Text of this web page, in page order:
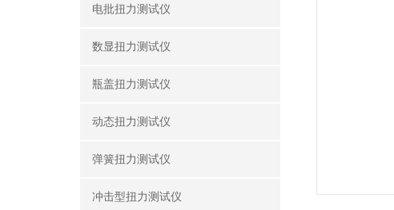
电批扭力测试仪
数显扭力测试仪
瓶盖扭力测试仪
动态扭力测试仪
弹簧扭力测试仪
冲击型扭力测试仪